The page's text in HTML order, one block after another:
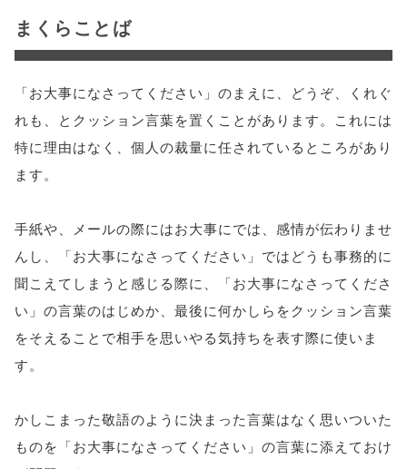
まくらことば
「お大事になさってください」のまえに、どうぞ、くれぐ
れも、とクッション言葉を置くことがあります。これには
特に理由はなく、個人の裁量に任されているところがあり
ます。
手紙や、メールの際にはお大事にでは、感情が伝わりませ
んし、「お大事になさってください」ではどうも事務的に
聞こえてしまうと感じる際に、「お大事になさってくださ
い」の言葉のはじめか、最後に何かしらをクッション言葉
をそえることで相手を思いやる気持ちを表す際に使いま
す。
かしこまった敬語のように決まった言葉はなく思いついた
ものを「お大事になさってください」の言葉に添えておけ